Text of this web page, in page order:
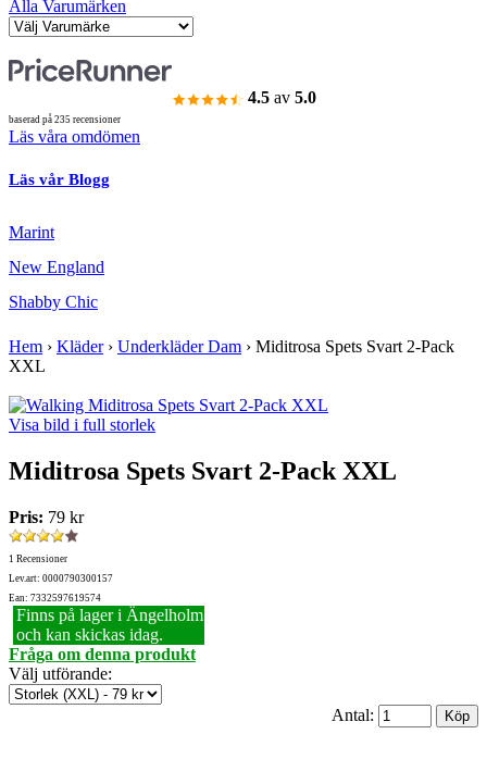
Alla Varumärken
4.5 av 5.0
baserad på 235 recensioner
Läs våra omdömen
Läs vår Blogg
Marint
New England
Shabby Chic
Hem › Kläder› Underkläder Dam › Miditrosa Spets Svart 2-Pack
XXL
Visa bild i full storlek
Miditrosa Spets Svart 2-Pack XXL
Pris: 79 kr
1 Recensioner
Lev.art: 0000790300157
Ean: 7332597619574
Finns på lager i Ängelholm
och kan skickas idag.
Fråga om denna produkt
Välj utförande:
Antal: